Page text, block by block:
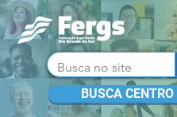
BUSCA CENTRO